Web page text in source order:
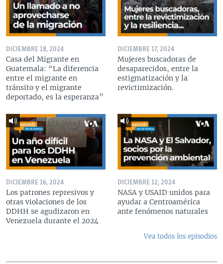
DICIEMBRE 18, 2024
Casa del Migrante en
Guatemala: “La diferencia
entre el migrante en
tránsito y el migrante
deportado, es la esperanza”
DICIEMBRE 17, 2024
Mujeres buscadoras de
desaparecidos, entre la
estigmatización y la
revictimización.
DICIEMBRE 16, 2024
Los patrones represivos y
otras violaciones de los
DDHH se agudizaron en
Venezuela durante el 2024
DICIEMBRE 12, 2024
NASA y USAID unidos para
ayudar a Centroamérica
ante fenómenos naturales
Vea todos los episodios